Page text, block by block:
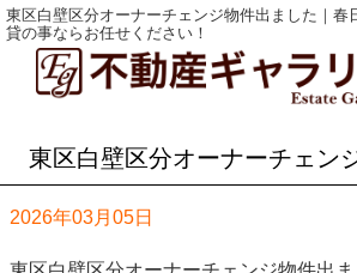
東区白壁区分オーナーチェンジ物件出ました｜春
貸の事ならお任せください！
東区白壁区分オーナーチェン
2026年03月05日